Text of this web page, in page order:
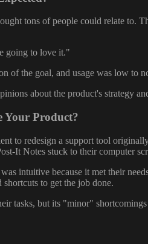
tons of people could relate to.
going to love it."
of the goal, and usage was low to
about the product's strategy
Your Product?
to redesign a support tool
It Notes stuck to their computer
intuitive because it met their
to get the job done.
tasks, but its "minor"